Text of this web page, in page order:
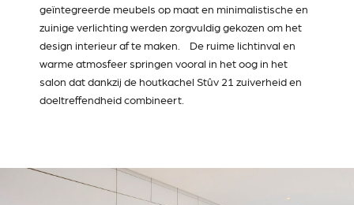
geïntegreerde meubels op maat en minimalistische en
zuinige verlichting werden zorgvuldig gekozen om het
design interieur af te maken. De ruime lichtinval en
warme atmosfeer springen vooral in het oog in het
salon dat dankzij de houtkachel Stûv 21 zuiverheid en
doeltreffendheid combineert.